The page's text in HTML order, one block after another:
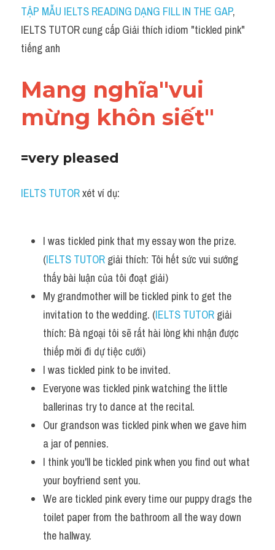
Idiom
Grammar
Word form
Cách dùng từ
Reading
Vocabulary
TẬP MẪU IELTS READING DẠNG FILL IN THE GAP,
IELTS TUTOR cung cấp Giải thích idiom "tickled pink"
tiếng anh
Mang nghĩa"vui
mừng khôn siết"
=very pleased
IELTS TUTOR xét ví dụ:
I was tickled pink that my essay won the prize.
(IELTS TUTOR giải thích: Tôi hết sức vui sướng
thấy bài luận của tôi đoạt giải)
My grandmother will be tickled pink to get the
invitation to the wedding. (IELTS TUTOR giải
thích: Bà ngoại tôi sẽ rất hài lòng khi nhận được
thiếp mời đi dự tiệc cưới)
I was tickled pink to be invited.
Everyone was tickled pink watching the little
ballerinas try to dance at the recital.
Our grandson was tickled pink when we gave him
a jar of pennies.
I think you'll be tickled pink when you find out what
your boyfriend sent you.
We are tickled pink every time our puppy drags the
toilet paper from the bathroom all the way down
the hallway.